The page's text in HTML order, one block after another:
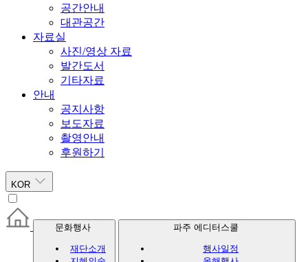
공간안내
대관공간
자료실
사진/영상 자료
발간도서
기타자료
안내
공지사항
보도자료
촬영안내
후원하기
KOR
문화행사
재단소개
파주 에디터스쿨
행사일정